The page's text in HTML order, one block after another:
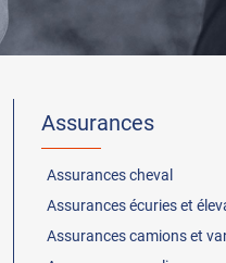
Assurances
Assurances cheval
Assurances écuries et
Assurances camions et